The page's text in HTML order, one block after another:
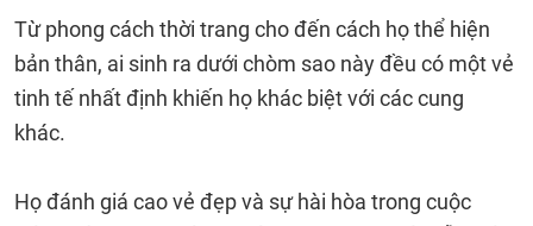
Từ phong cách thời trang cho đến cách họ thể hiện
bản thân, ai sinh ra dưới chòm sao này đều có một vẻ
tinh tế nhất định khiến họ khác biệt với các cung
khác.
Họ đánh giá cao vẻ đẹp và sự hài hòa trong cuộc